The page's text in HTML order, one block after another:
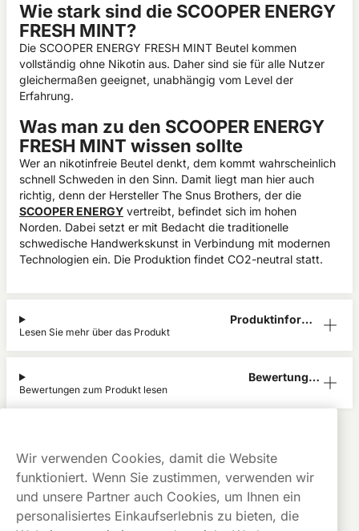
Wie stark sind die SCOOPER ENERGY
FRESH MINT?
Die SCOOPER ENERGY FRESH MINT Beutel kommen
vollständig ohne Nikotin aus. Daher sind sie für alle Nutzer
gleichermaßen geeignet, unabhängig vom Level der
Erfahrung.
Was man zu den SCOOPER ENERGY
FRESH MINT wissen sollte
Wer an nikotinfreie Beutel denkt, dem kommt wahrscheinlich
schnell Schweden in den Sinn. Damit liegt man hier auch
richtig, denn der Hersteller The Snus Brothers, der die
SCOOPER ENERGY vertreibt, befindet sich im hohen
Norden. Dabei setzt er mit Bedacht die traditionelle
schwedische Handwerkskunst in Verbindung mit modernen
Technologien ein. Die Produktion findet CO2-neutral statt.
Produktinform
Lesen Sie mehr über das Produkt
Bewertunge
Bewertungen zum Produkt lesen
Ab 4.90 €
Schnelle
Lieferung
Gratis Versand
Dieses Produkt ist nicht risikofrei und enthält Nikotin, eine
süchtig machende Substanz.
Wir verwenden Cookies, damit die Website
funktioniert. Wenn Sie zustimmen, verwenden wir
und unsere Partner auch Cookies, um Ihnen ein
personalisiertes Einkaufserlebnis zu bieten, die